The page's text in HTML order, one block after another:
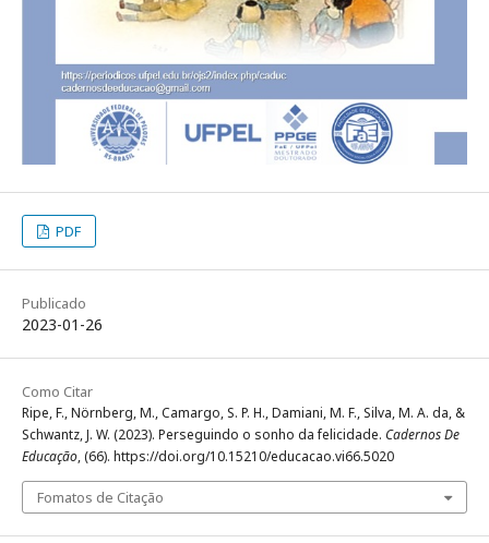
PDF
Publicado
2023-01-26
Como Citar
Ripe, F., Nörnberg, M., Camargo, S. P. H., Damiani, M. F., Silva, M. A. da, &
Schwantz, J. W. (2023). Perseguindo o sonho da felicidade. Cadernos De
Educação, (66). https://doi.org/10.15210/educacao.vi66.5020
Fomatos de Citação